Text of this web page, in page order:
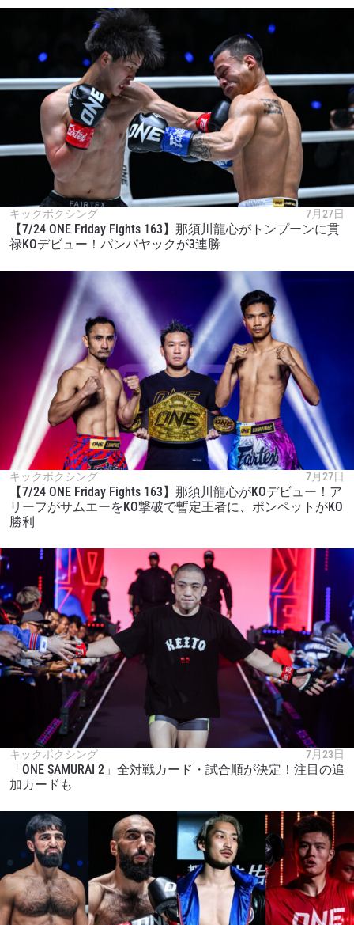
キックボクシング 7月27日
【7/24 ONE Friday Fights 163】那須川龍心がトンプーンに貫
禄KOデビュー！パンパヤックが3連勝
キックボクシング 7月27日
【7/24 ONE Friday Fights 163】那須川龍心がKOデビュー！ア
リーフがサムエーをKO撃破で暫定王者に、ポンペットがKO
勝利
キックボクシング 7月23日
「ONE SAMURAI 2」全対戦カード・試合順が決定！注目の追
加カードも